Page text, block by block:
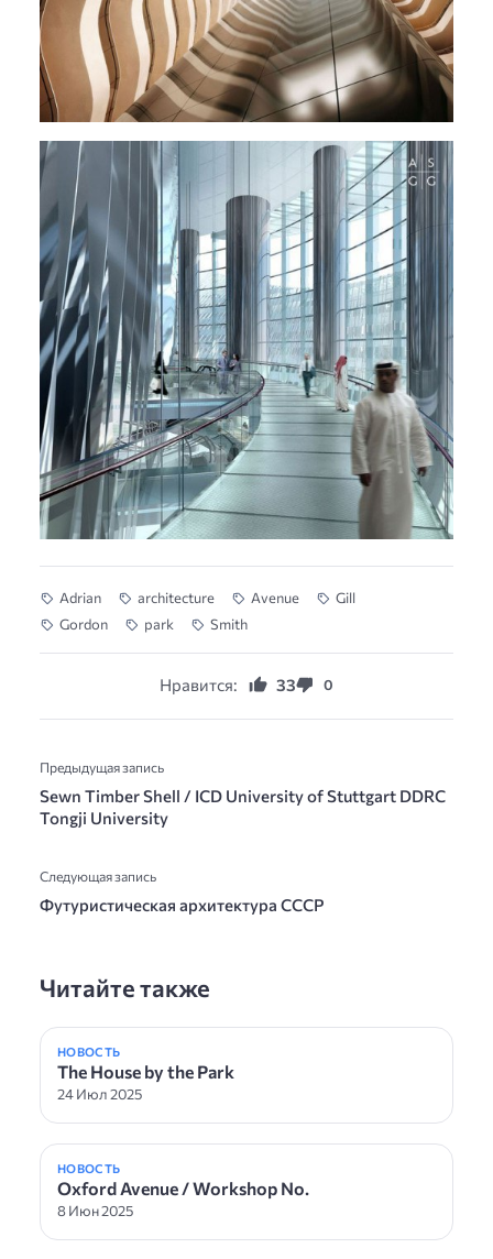
Adrian architecture Avenue
Gill
Gordon
park Smith
Нравится: 33 0
Предыдущая запись
Sewn Timber Shell / ICD University of Stuttgart DDRC
Tongji University
Следующая запись
Футуристическая архитектура СССР
Читайте также
НОВОСТЬ
The House by the Park
24 Июл 2025
НОВОСТЬ
Oxford Avenue / Workshop No.
8 Июн 2025